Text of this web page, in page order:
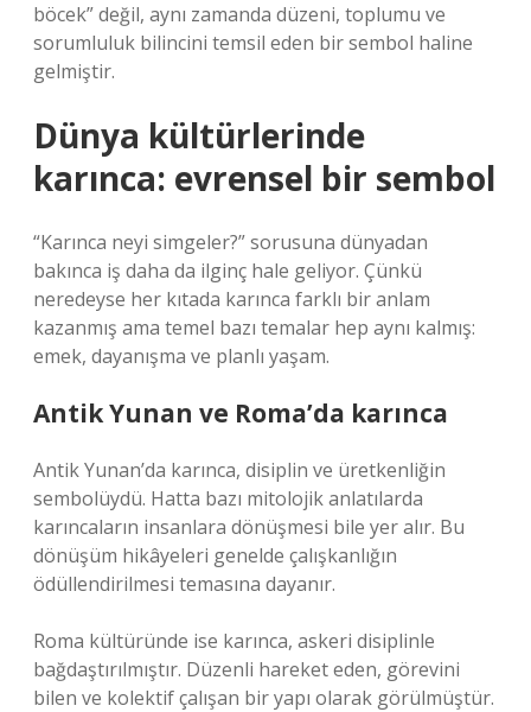
böcek” değil, aynı zamanda düzeni, toplumu ve
sorumluluk bilincini temsil eden bir sembol haline
gelmiştir.
Dünya kültürlerinde
karınca: evrensel bir sembol
“Karınca neyi simgeler?” sorusuna dünyadan
bakınca iş daha da ilginç hale geliyor. Çünkü
neredeyse her kıtada karınca farklı bir anlam
kazanmış ama temel bazı temalar hep aynı kalmış:
emek, dayanışma ve planlı yaşam.
Antik Yunan ve Roma’da karınca
Antik Yunan’da karınca, disiplin ve üretkenliğin
sembolüydü. Hatta bazı mitolojik anlatılarda
karıncaların insanlara dönüşmesi bile yer alır. Bu
dönüşüm hikâyeleri genelde çalışkanlığın
ödüllendirilmesi temasına dayanır.
Roma kültüründe ise karınca, askeri disiplinle
bağdaştırılmıştır. Düzenli hareket eden, görevini
bilen ve kolektif çalışan bir yapı olarak görülmüştür.